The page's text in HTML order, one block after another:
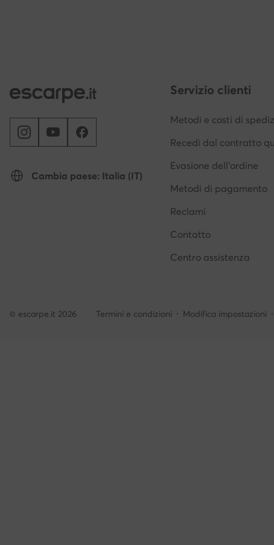
Cambia paese: Italia (IT)
Servizio clienti
Metodi e costi di
Recedi dal contratto
Evasione dell'ordine
Metodi di pagamento
Reclami
Contatto
Centro assistenza
© escarpe.it 2026 Termini e condizioni Modifica impostazioni